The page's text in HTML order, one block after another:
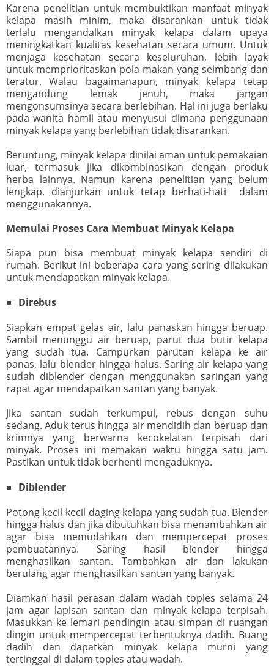
Karena penelitian untuk membuktikan manfaat minyak
kelapa masih minim, maka disarankan untuk tidak
terlalu mengandalkan minyak kelapa dalam upaya
meningkatkan kualitas kesehatan secara umum. Untuk
menjaga kesehatan secara keseluruhan, lebih layak
untuk memprioritaskan pola makan yang seimbang dan
teratur. Walau bagaimanapun, minyak kelapa tetap
mengandung lemak jenuh, maka jangan
mengonsumsinya secara berlebihan. Hal ini juga berlaku
pada wanita hamil atau menyusui dimana penggunaan
minyak kelapa yang berlebihan tidak disarankan.
Beruntung, minyak kelapa dinilai aman untuk pemakaian
luar, termasuk jika dikombinasikan dengan produk
herba lainnya. Namun karena penelitian yang belum
lengkap, dianjurkan untuk tetap berhati-hati dalam
menggunakannya.
Memulai Proses Cara Membuat Minyak Kelapa
Siapa pun bisa membuat minyak kelapa sendiri di
rumah. Berikut ini beberapa cara yang sering dilakukan
untuk mendapatkan minyak kelapa.
Direbus
Siapkan empat gelas air, lalu panaskan hingga beruap.
Sambil menunggu air beruap, parut dua butir kelapa
yang sudah tua. Campurkan parutan kelapa ke air
panas, lalu blender hingga halus. Saring air kelapa yang
sudah diblender dengan menggunakan saringan yang
rapat agar mendapatkan santan yang banyak.
Jika santan sudah terkumpul, rebus dengan suhu
sedang. Aduk terus hingga air mendidih dan beruap dan
krimnya yang berwarna kecokelatan terpisah dari
minyak. Proses ini memakan waktu hingga satu jam.
Pastikan untuk tidak berhenti mengaduknya.
Diblender
Potong kecil-kecil daging kelapa yang sudah tua. Blender
hingga halus dan jika dibutuhkan bisa menambahkan air
agar bisa memudahkan dan mempercepat proses
pembuatannya. Saring hasil blender hingga
menghasilkan santan. Tambahkan air dan lakukan
berulang agar menghasilkan santan yang banyak.
Diamkan hasil perasan dalam wadah toples selama 24
jam agar lapisan santan dan minyak kelapa terpisah.
Masukkan ke lemari pendingin atau simpan di ruangan
dingin untuk mempercepat terbentuknya dadih. Buang
dadih dan dapatkan minyak kelapa murni yang
tertinggal di dalam toples atau wadah.